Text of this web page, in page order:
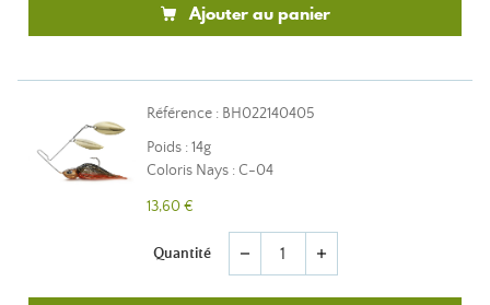
Ajouter au panier
Référence : BH022140405
Poids : 14g
Coloris Nays : C-04
13,60 €
Quantité remove add